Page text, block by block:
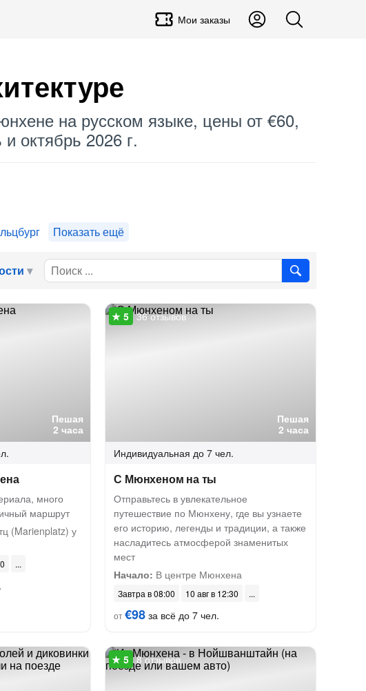
Мои заказы
на русском языке, цены от €60,
октябрь 2026 г.
Показать ещё
Пешая
2 часа
много
маршрут
(Marienplatz) у
Пешая
2 часа
36 отзывов
Индивидуальная до 7 чел.
С Мюнхеном на ты
Отправьтесь в увлекательное
путешествие по Мюнхену, где вы узнаете
его историю, легенды и традиции, а также
насладитесь атмосферой знаменитых
мест
Начало: В центре Мюнхена
Завтра в 08:00
10 авг в 12:30
от€98 за всё до 7 чел.
8 отзывов